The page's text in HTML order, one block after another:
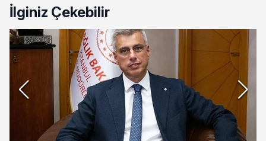
İlginiz Çekebilir